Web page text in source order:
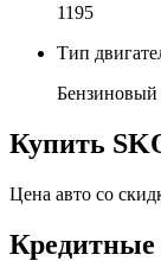
1195
Тип
Бензиновый
Купить
Цена авто со
Кредитные